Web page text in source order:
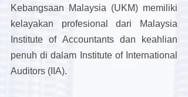
Kebangsaan Malaysia (UKM) memiliki
kelayakan profesional dari Malaysia
Institute of Accountants dan keahlian
penuh di dalam Institute of International
Auditors (IIA).